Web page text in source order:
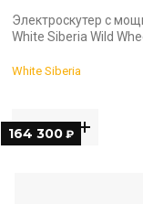
Электроскутер с
White Siberia Wild
White Siberia
164 300 ₽